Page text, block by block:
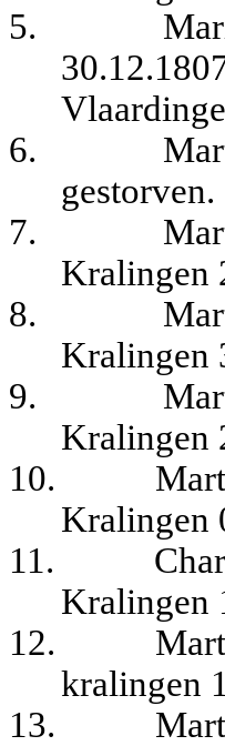
5.
6.
gestorven.
7.
Kralingen
8.
Kralingen
9.
Kralingen
10.
Kralingen
11.
Kralingen
12.
kralingen
13.